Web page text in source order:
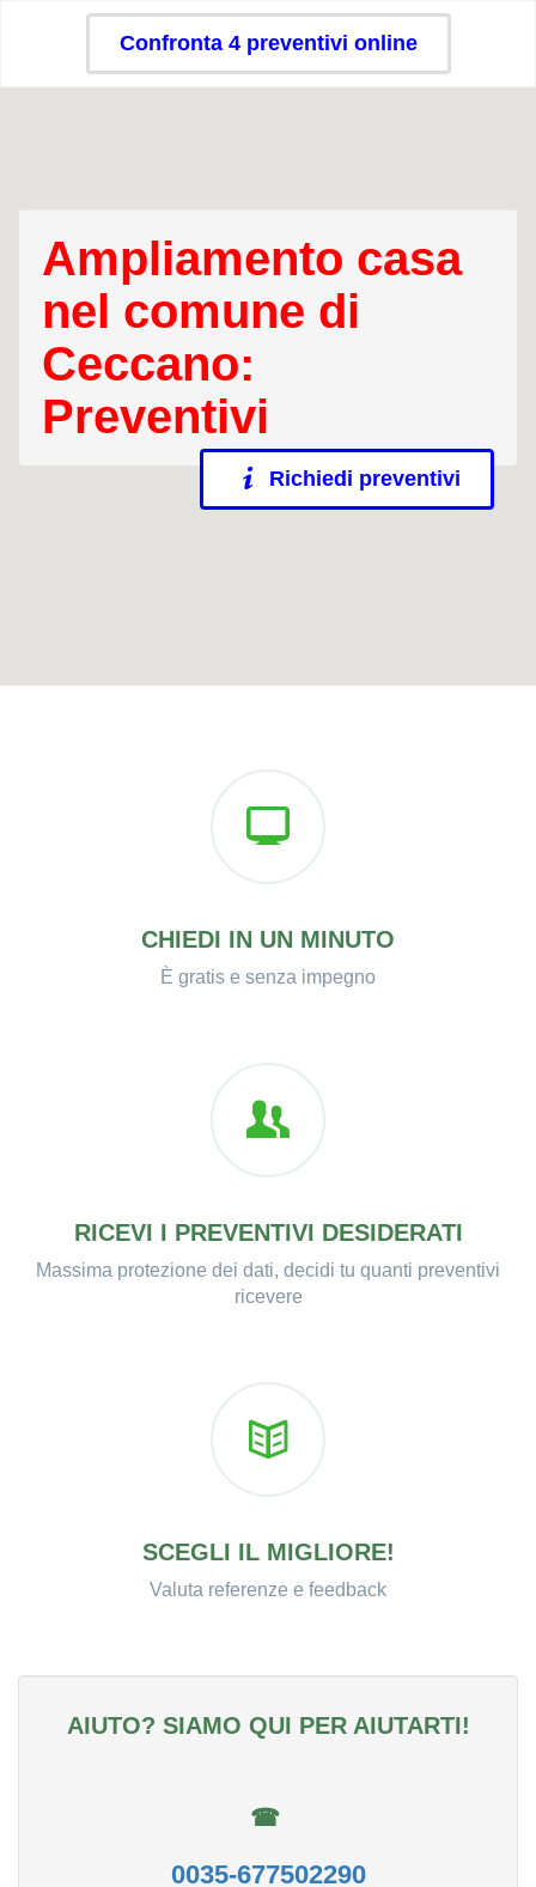
Confronta 4 preventivi online
Ampliamento casa
nel comune di
Ceccano:
Preventivi
Richiedi preventivi
CHIEDI IN UN MINUTO
È gratis e senza impegno
RICEVI I PREVENTIVI DESIDERATI
Massima protezione dei dati, decidi tu quanti preventivi
ricevere
SCEGLI IL MIGLIORE!
Valuta referenze e feedback
AIUTO? SIAMO QUI PER AIUTARTI!
☎
0035-677502290